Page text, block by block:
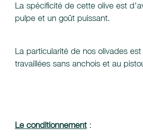
La spécificité de cette olive est
pulpe et un goût puissant.
La particularité de nos olivades
travaillées sans anchois et au
Le conditionnement: